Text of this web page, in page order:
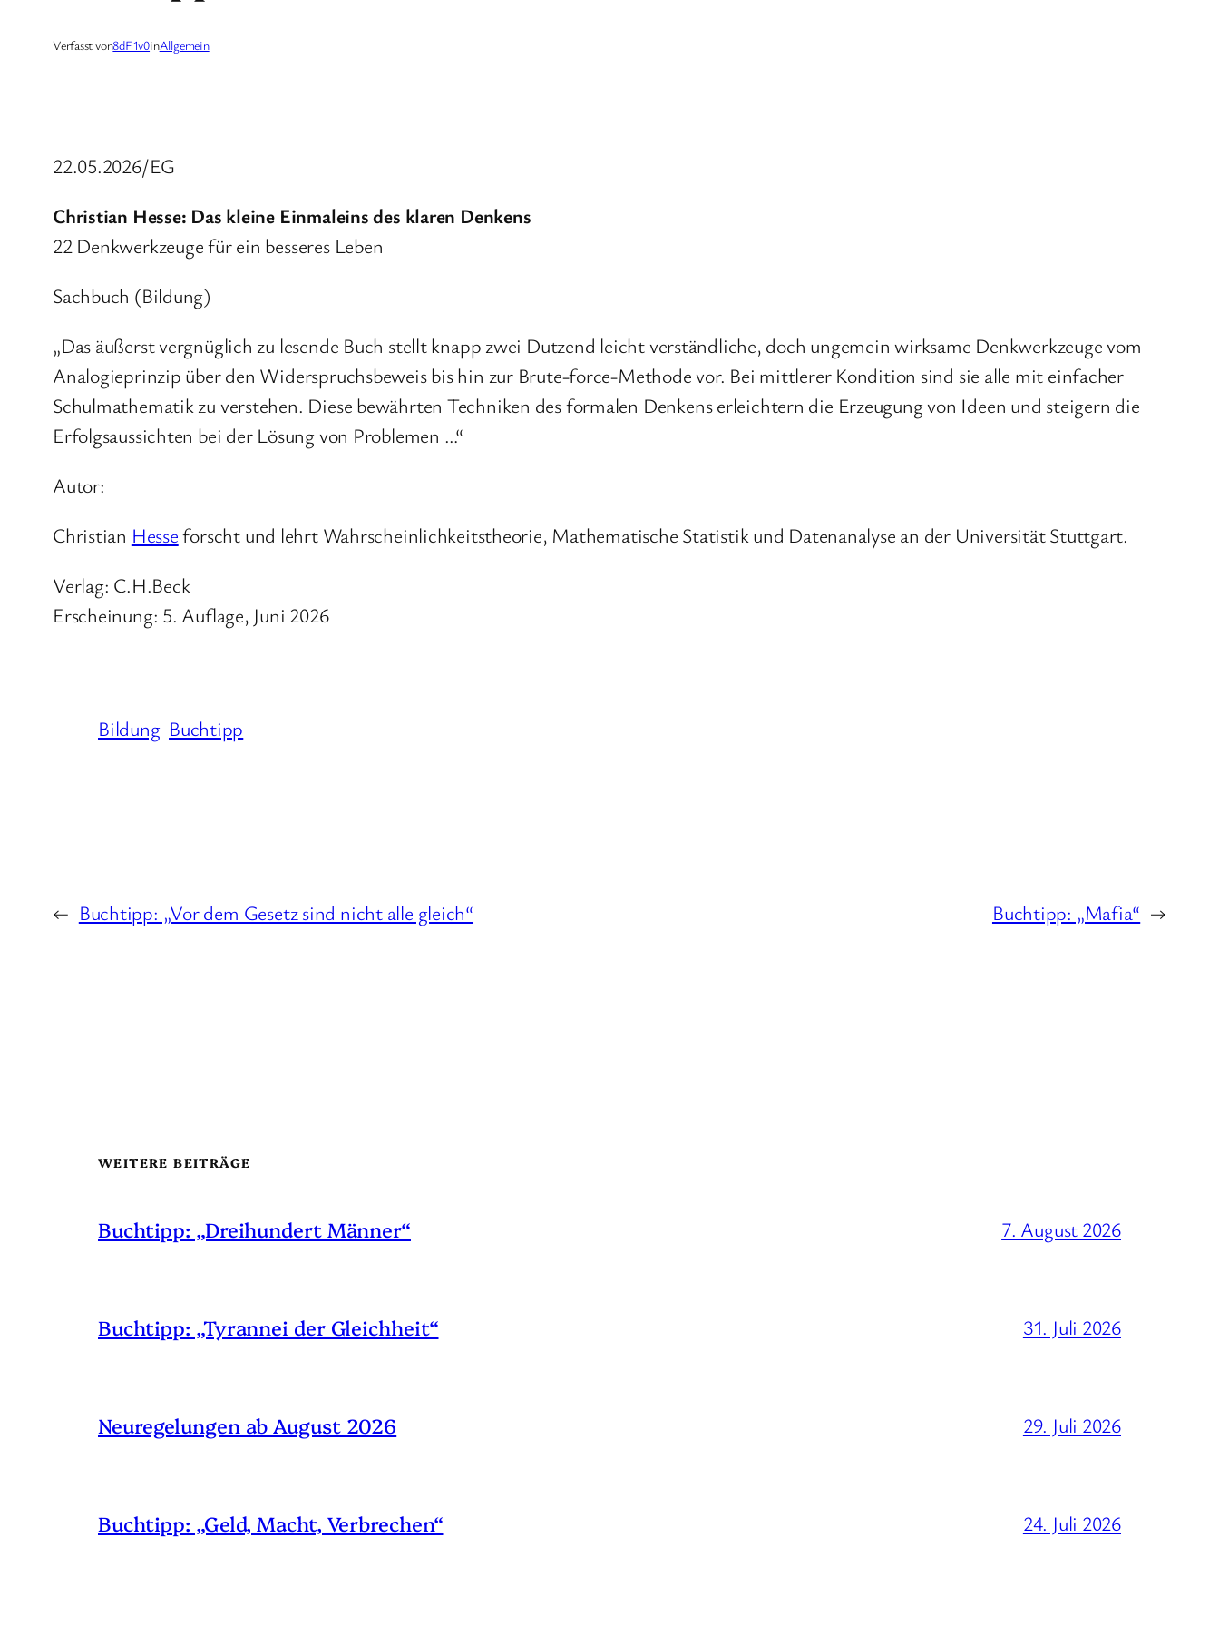
Verfasst von8dF1v0inAllgemein
22.05.2026/EG
Christian Hesse: Das kleine Einmaleins des klaren Denkens
22 Denkwerkzeuge für ein besseres Leben
Sachbuch (Bildung)
„Das äußerst vergnüglich zu lesende Buch stellt knapp zwei Dutzend leicht verständliche, doch ungemein wirksame Denkwerkzeuge vom
Analogieprinzip über den Widerspruchsbeweis bis hin zur Brute-force-Methode vor. Bei mittlerer Kondition sind sie alle mit einfacher
Schulmathematik zu verstehen. Diese bewährten Techniken des formalen Denkens erleichtern die Erzeugung von Ideen und steigern die
Erfolgsaussichten bei der Lösung von Problemen …“
Autor:
Christian Hesseforscht und lehrt Wahrscheinlichkeitstheorie, Mathematische Statistik und Datenanalyse an der Universität Stuttgart.
Verlag: C.H.Beck
Erscheinung: 5. Auflage, Juni 2026
Bildung Buchtipp
← Buchtipp: „Vor dem Gesetz sind nicht alle gleich“ Buchtipp: „Mafia“ →
WEITERE BEITRÄGE
Buchtipp: „Dreihundert Männer“ 7. August 2026
Buchtipp: „Tyrannei der Gleichheit“ 31. Juli 2026
Neuregelungen ab August 2026 29. Juli 2026
Buchtipp: „Geld, Macht, Verbrechen“ 24. Juli 2026